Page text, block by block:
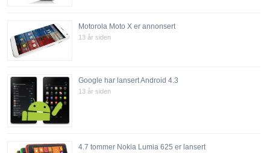
Motorola Moto X er annonsert
13 år siden
Google har lansert Android 4.3
13 år siden
4.7 tommer Nokia Lumia 625 er lansert